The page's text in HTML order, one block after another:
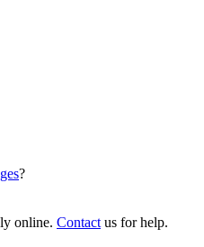
?
online. Contact us for help.